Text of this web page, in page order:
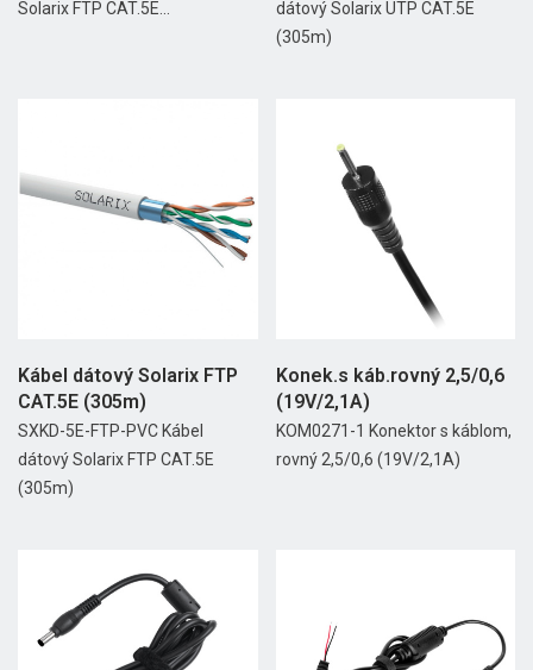
Solarix FTP CAT.5E...
dátový Solarix UTP CAT.5E
(305m)
Kábel dátový Solarix FTP
CAT.5E (305m)
SXKD-5E-FTP-PVC Kábel
dátový Solarix FTP CAT.5E
(305m)
Konek.s káb.rovný 2,5/0,6
(19V/2,1A)
KOM0271-1 Konektor s káblom,
rovný 2,5/0,6 (19V/2,1A)